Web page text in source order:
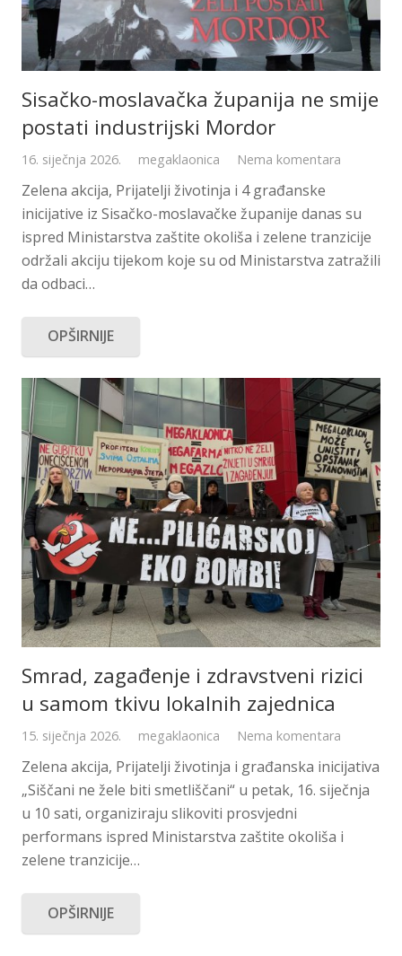
Sisačko-moslavačka županija ne smije
postati industrijski Mordor
16. siječnja 2026. megaklaonica Nema komentara
Zelena akcija, Prijatelji životinja i 4 građanske
inicijative iz Sisačko-moslavačke županije danas su
ispred Ministarstva zaštite okoliša i zelene tranzicije
održali akciju tijekom koje su od Ministarstva zatražili
da odbaci…
OPŠIRNIJE
Smrad, zagađenje i zdravstveni rizici
u samom tkivu lokalnih zajednica
15. siječnja 2026. megaklaonica Nema komentara
Zelena akcija, Prijatelji životinja i građanska inicijativa
„Siščani ne žele biti smetliščani“ u petak, 16. siječnja
u 10 sati, organiziraju slikoviti prosvjedni
performans ispred Ministarstva zaštite okoliša i
zelene tranzicije…
OPŠIRNIJE